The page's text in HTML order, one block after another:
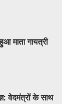
माता गायत्री
वेदमंत्रों के साथ